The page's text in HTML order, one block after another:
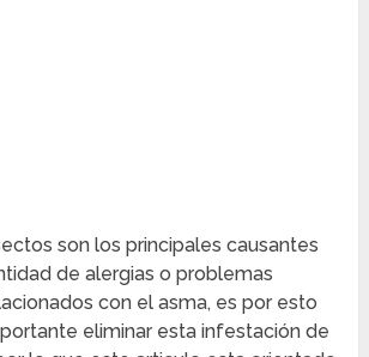
son los principales causantes
de alergias o problemas
con el asma, es por esto
eliminar esta infestación de